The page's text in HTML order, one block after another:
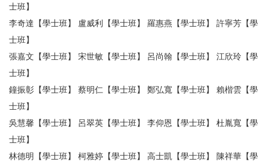
士班】
李奇達【學士班】 盧威利【學士班】 羅惠燕【學士班】 許寧芳【學
士班】
張嘉文【學士班】 宋世敏【學士班】 呂尚翰【學士班】 江欣玲【學
士班】
鐘振彰【學士班】 蔡明仁【學士班】 鄭弘寬【學士班】 賴楷雲【學
士班】
吳慧馨【學士班】 呂翠英【學士班】 李仰恩【學士班】 杜胤寬【學
士班】
林德明【學士班】 柯雅婷【學士班】 高士凱【學士班】 陳祥華【學